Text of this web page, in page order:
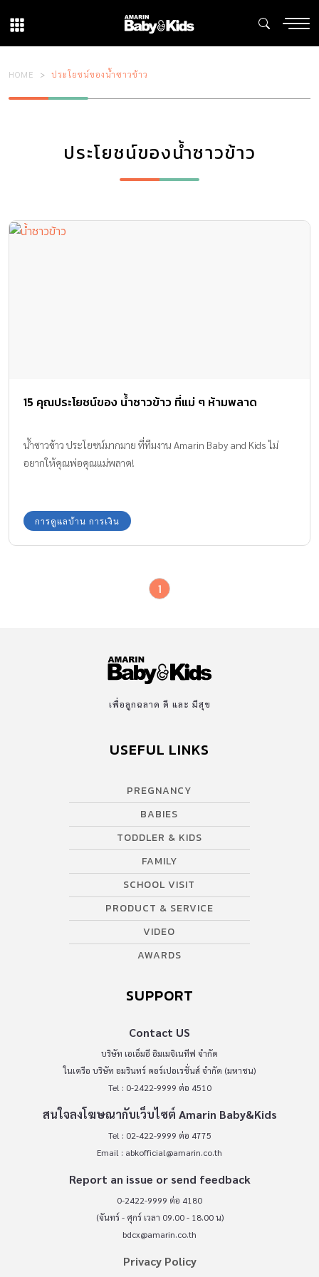
HOME ประโยชน์ของน้ำซาวข้าว
ประโยชน์ของน้ำซาวข้าว
15 คุณประโยชน์ของ น้ำซาวข้าว ที่แม่ ๆ ห้ามพลาด
น้ำซาวข้าว ประโยชน์มากมาย ที่ทีมงาน Amarin Baby and Kids ไม่
อยากให้คุณพ่อคุณแม่พลาด!
การดูแลบ้าน การเงิน
1
เพื่อลูกฉลาด ดี และ มีสุข
USEFUL LINKS
PREGNANCY
BABIES
TODDLER & KIDS
FAMILY
SCHOOL VISIT
PRODUCT & SERVICE
VIDEO
AWARDS
SUPPORT
Contact US
บริษัท เอเอ็มอี อิมเมจิเนทีฟ จำกัด
ในเครือ บริษัท อมรินทร์ คอร์เปอเรชั่นส์ จำกัด (มหาชน)
Tel : 0-2422-9999 ต่อ 4510
สนใจลงโฆษณากับเว็บไซต์ Amarin Baby&Kids
Tel : 02-422-9999 ต่อ 4775
Email : abkofficial@amarin.co.th
Report an issue or send feedback
0-2422-9999 ต่อ 4180
(จันทร์ - ศุกร์ เวลา 09.00 - 18.00 น)
bdcx@amarin.co.th
Privacy Policy